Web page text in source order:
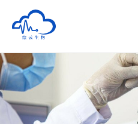
Human Metabolomics